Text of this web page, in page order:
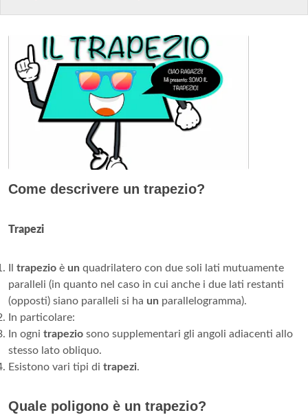
Come descrivere un trapezio?
Trapezi
trapezio è un quadrilatero con due soli lati mutuamente
paralleli (in quanto nel caso in cui anche i due lati restanti
(opposti) siano paralleli si ha un parallelogramma).
In particolare:
In ogni trapezio sono supplementari gli angoli adiacenti allo
stesso lato obliquo.
Esistono vari tipi di trapezi.
Quale poligono è un trapezio?